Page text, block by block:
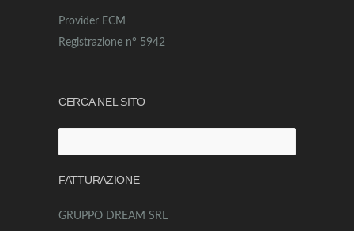
Provider ECM
Registrazione n° 5942
CERCA NEL SITO
per:
FATTURAZIONE
GRUPPO DREAM SRL